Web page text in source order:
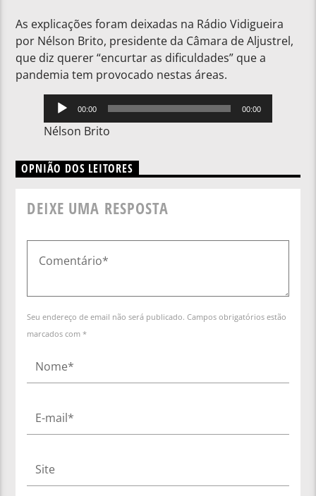
As explicações foram deixadas na Rádio Vidigueira
por Nélson Brito, presidente da Câmara de Aljustrel,
que diz querer “encurtar as dificuldades” que a
pandemia tem provocado nestas áreas.
Reprodutor
de
áudio
00:00 00:00
Nélson Brito
OPNIÃO DOS LEITORES
DEIXE UMA RESPOSTA
Seu endereço de email não será publicado. Campos obrigatórios estão
marcados com *